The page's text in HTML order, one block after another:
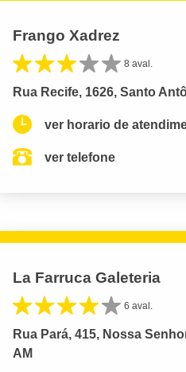
Frango Xadrez
8 aval.
Rua Recife, 1626, Santo
ver horario de
ver telefone
La Farruca Galeteria
6 aval.
Rua Pará, 415, Nossa
AM